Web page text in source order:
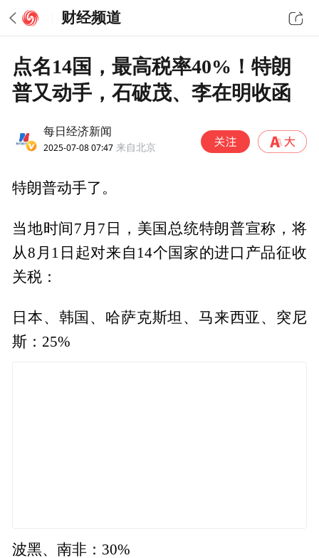
财经频道
点名14国，最高税率40%！特朗
普又动手，石破茂、李在明收函
每日经济新闻
2025-07-08 07:47 来自北京
特朗普动手了。
当地时间7月7日，美国总统特朗普宣称，将
从8月1日起对来自14个国家的进口产品征收
关税：
日本、韩国、哈萨克斯坦、马来西亚、突尼
斯：25%
波黑、南非：30%